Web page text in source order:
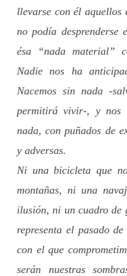
llevarse con él aquellos
no podía
ésa “nada material”
Nadie nos ha
Nacemos sin nada -
permitirá vivir-, y nos
nada, con puñados de
y adversas.
Ni una bicicleta que
montañas, ni una
ilusión, ni un cuadro
representa el pasado
con el que
serán nuestras